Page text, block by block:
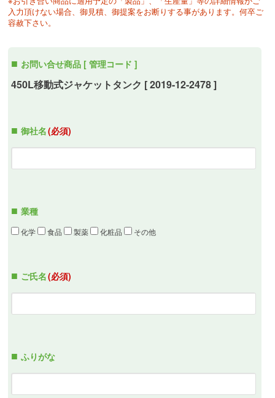
入力頂けない場合、御見積、御提案をお断りする事があります。何卒ご
容赦下さい。
お問い合せ商品 [ 管理コード ]
450L移動式ジャケットタンク [ 2019-12-2478 ]
御社名(必須)
業種
化学 食品 製薬 化粧品 その他
ご氏名(必須)
ふりがな